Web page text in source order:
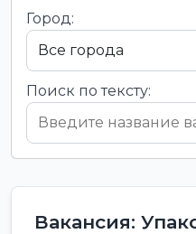
Город:
Поиск по тексту:
Вакансия: